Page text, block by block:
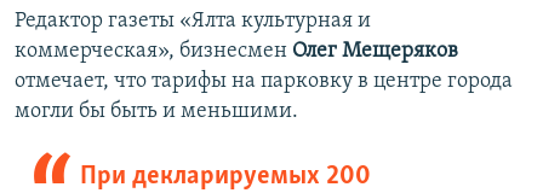
Редактор газеты «Ялта культурная и
коммерческая», бизнесмен Олег Мещеряков
отмечает, что тарифы на парковку в центре города
могли бы быть и меньшими.
При декларируемых 200